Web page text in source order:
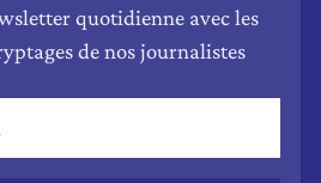
quotidienne avec les
de nos journalistes